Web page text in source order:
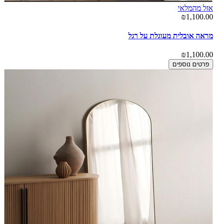
אזל מהמלאי
₪1,100.00
מראה אובלית מעוגלת על רגל
₪1,100.00
פרטים נוספים